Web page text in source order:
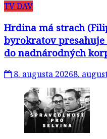
TV DAV
Hrdina má strach
byrokratov
do nadnárodných
8. augusta 20268.